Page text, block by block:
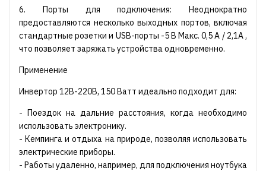
6. Порты для подключения: Неоднократно
предоставляются несколько выходных портов, включая
стандартные розетки и USB-порты -5 В Макс. 0,5 А / 2,1А ,
что позволяет заряжать устройства одновременно.
Применение
Инвертор 12В-220В, 150 Ватт идеально подходит для:
- Поездок на дальние расстояния, когда необходимо
использовать электронику.
- Кемпинга и отдыха на природе, позволяя использовать
электрические приборы.
- Работы удаленно, например, для подключения ноутбука